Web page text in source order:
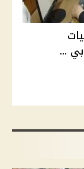
الكليات
...